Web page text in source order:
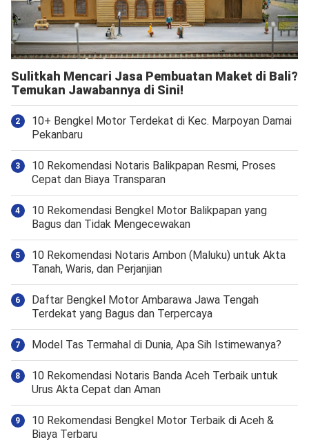
Sulitkah Mencari Jasa Pembuatan Maket di Bali?
Temukan Jawabannya di Sini!
10+ Bengkel Motor Terdekat di Kec. Marpoyan Damai
Pekanbaru
10 Rekomendasi Notaris Balikpapan Resmi, Proses
Cepat dan Biaya Transparan
10 Rekomendasi Bengkel Motor Balikpapan yang
Bagus dan Tidak Mengecewakan
10 Rekomendasi Notaris Ambon (Maluku) untuk Akta
Tanah, Waris, dan Perjanjian
Daftar Bengkel Motor Ambarawa Jawa Tengah
Terdekat yang Bagus dan Terpercaya
Model Tas Termahal di Dunia, Apa Sih Istimewanya?
10 Rekomendasi Notaris Banda Aceh Terbaik untuk
Urus Akta Cepat dan Aman
10 Rekomendasi Bengkel Motor Terbaik di Aceh &
Biaya Terbaru